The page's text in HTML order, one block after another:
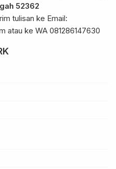
52362
tulisan ke Email:
atau ke WA 081286147630